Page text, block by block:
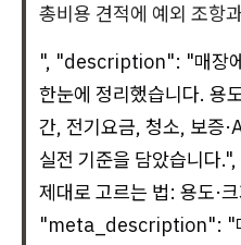
총비용 견적에 예외 조항
", "description": "매장
한눈에 정리했습니다. 용
간, 전기요금, 청소, 보증
실전 기준을 담았습니
제대로 고르는 법: 용도·
"meta_description": "